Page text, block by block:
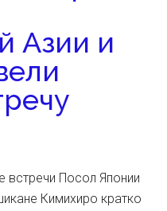
Азии и
встречи Посол Японии
Кимихиро кратко